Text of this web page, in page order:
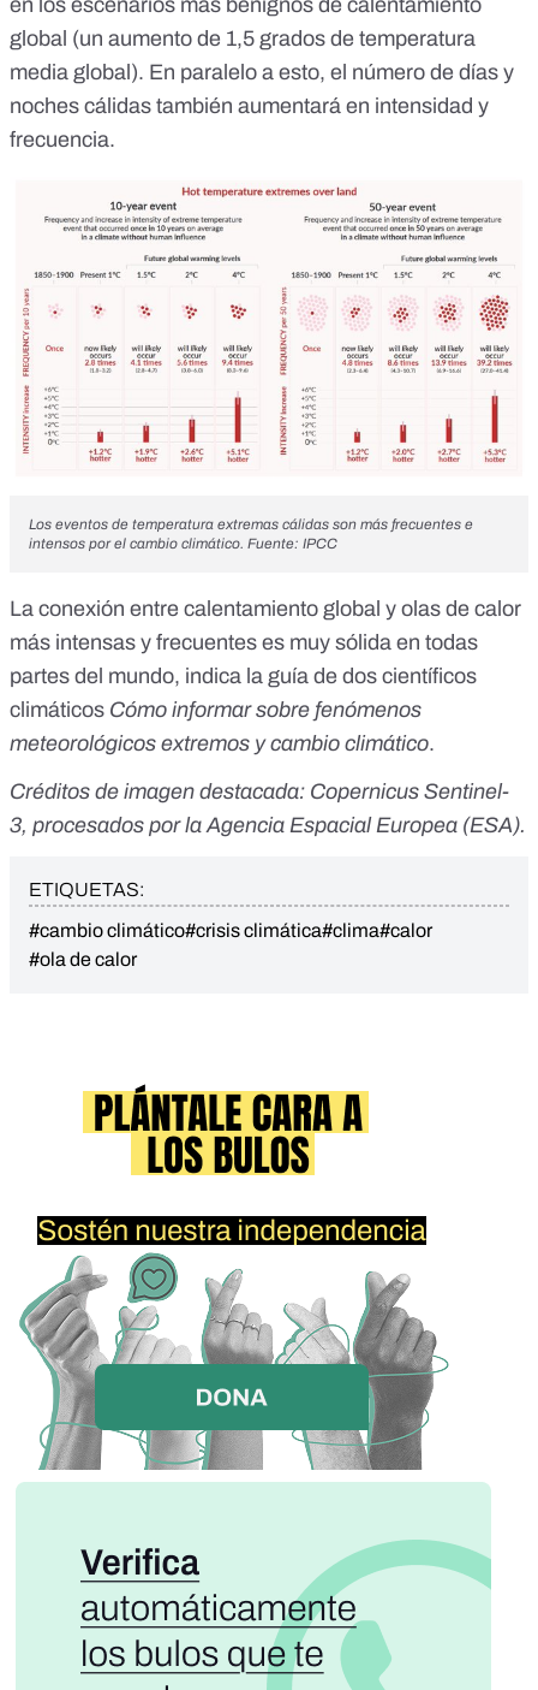
en los escenarios más benignos de calentamiento
global (un aumento de 1,5 grados de temperatura
media global). En paralelo a esto, el número de días y
noches cálidas también aumentará en intensidad y
frecuencia.
Los eventos de temperatura extremas cálidas son más frecuentes e
intensos por el cambio climático. Fuente: IPCC
La conexión entre calentamiento global y olas de calor
más intensas y frecuentes es muy sólida en todas
partes del mundo, indica la guía de dos científicos
climáticos Cómo informar sobre fenómenos
meteorológicos extremos y cambio climático.
Créditos de imagen destacada: Copernicus Sentinel-
3, procesados por la Agencia Espacial Europea (ESA).
ETIQUETAS:
#cambio climático#crisis climática#clima#calor
#ola de calor